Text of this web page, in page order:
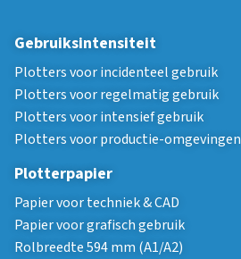
Gebruiksintensiteit
Plotters voor incidenteel gebruik
Plotters voor regelmatig gebruik
Plotters voor intensief gebruik
Plotters voor productie-omgevingen
Plotterpapier
Papier voor techniek & CAD
Papier voor grafisch gebruik
Rolbreedte 594 mm (A1/A2)